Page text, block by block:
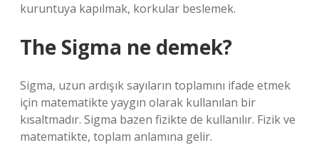
kuruntuya kapılmak, korkular beslemek.
The Sigma ne demek?
Sigma, uzun ardışık sayıların toplamını ifade etmek
için matematikte yaygın olarak kullanılan bir
kısaltmadır. Sigma bazen fizikte de kullanılır. Fizik ve
matematikte, toplam anlamına gelir.